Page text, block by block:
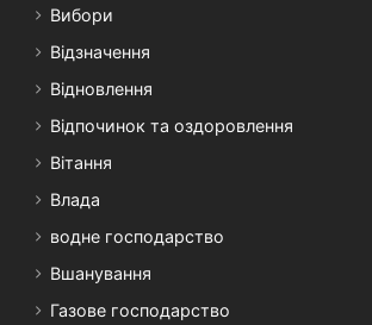
Вибори
Відзначення
Відновлення
Відпочинок та оздоровлення
Вітання
Влада
водне господарство
Вшанування
Газове господарство